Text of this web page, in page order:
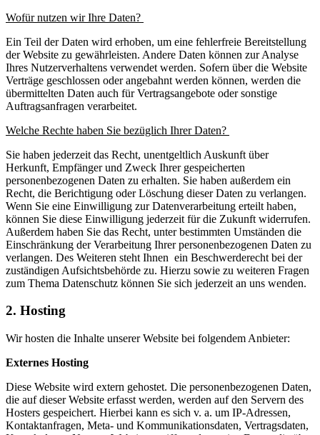
Wofür nutzen wir Ihre Daten?
Ein Teil der Daten wird erhoben, um eine fehlerfreie Bereitstellung
der Website zu gewährleisten. Andere Daten können zur Analyse
Ihres Nutzerverhaltens verwendet werden. Sofern über die Website
Verträge geschlossen oder angebahnt werden können, werden die
übermittelten Daten auch für Vertragsangebote oder sonstige
Auftragsanfragen verarbeitet.
Welche Rechte haben Sie bezüglich Ihrer Daten?
Sie haben jederzeit das Recht, unentgeltlich Auskunft über
Herkunft, Empfänger und Zweck Ihrer gespeicherten
personenbezogenen Daten zu erhalten. Sie haben außerdem ein
Recht, die Berichtigung oder Löschung dieser Daten zu verlangen.
Wenn Sie eine Einwilligung zur Datenverarbeitung erteilt haben,
können Sie diese Einwilligung jederzeit für die Zukunft widerrufen.
Außerdem haben Sie das Recht, unter bestimmten Umständen die
Einschränkung der Verarbeitung Ihrer personenbezogenen Daten zu
verlangen. Des Weiteren steht Ihnen ein Beschwerderecht bei der
zuständigen Aufsichtsbehörde zu. Hierzu sowie zu weiteren Fragen
zum Thema Datenschutz können Sie sich jederzeit an uns wenden.
2. Hosting
Wir hosten die Inhalte unserer Website bei folgendem Anbieter:
Externes Hosting
Diese Website wird extern gehostet. Die personenbezogenen Daten,
die auf dieser Website erfasst werden, werden auf den Servern des
Hosters gespeichert. Hierbei kann es sich v. a. um IP-Adressen,
Kontaktanfragen, Meta- und Kommunikationsdaten, Vertragsdaten,